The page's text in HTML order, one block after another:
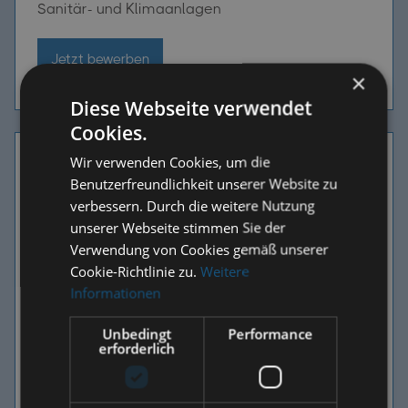
Sanitär- und Klimaanlagen
Jetzt bewerben
×
Diese Webseite verwendet
Cookies.
Wir verwenden Cookies, um die
Benutzerfreundlichkeit unserer Website zu
verbessern. Durch die weitere Nutzung
unserer Webseite stimmen Sie der
Verwendung von Cookies gemäß unserer
Cookie-Richtlinie zu.Weitere
Informationen
Unbedingt
erforderlich
Performance